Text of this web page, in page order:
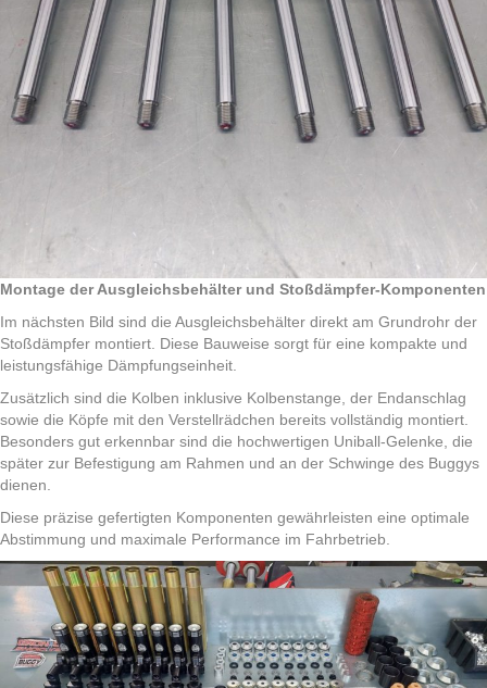
Montage der Ausgleichsbehälter und Stoßdämpfer-Komponenten
Im nächsten Bild sind die Ausgleichsbehälter direkt am Grundrohr der
Stoßdämpfer montiert. Diese Bauweise sorgt für eine kompakte und
leistungsfähige Dämpfungseinheit.
Zusätzlich sind die Kolben inklusive Kolbenstange, der Endanschlag
sowie die Köpfe mit den Verstellrädchen bereits vollständig montiert.
Besonders gut erkennbar sind die hochwertigen Uniball-Gelenke, die
später zur Befestigung am Rahmen und an der Schwinge des Buggys
dienen.
Diese präzise gefertigten Komponenten gewährleisten eine optimale
Abstimmung und maximale Performance im Fahrbetrieb.